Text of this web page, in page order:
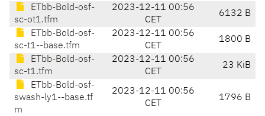
ETbb-Bold-osf-
sc-ot1.tfm
2023-12-11 00:56
CET
6132 B
ETbb-Bold-osf-
sc-t1--base.tfm
2023-12-11 00:56
CET
1800 B
ETbb-Bold-osf-
sc-t1.tfm
2023-12-11 00:56
CET
23 KiB
ETbb-Bold-osf-
swash-ly1--base.tf
m
2023-12-11 00:56
CET
1796 B